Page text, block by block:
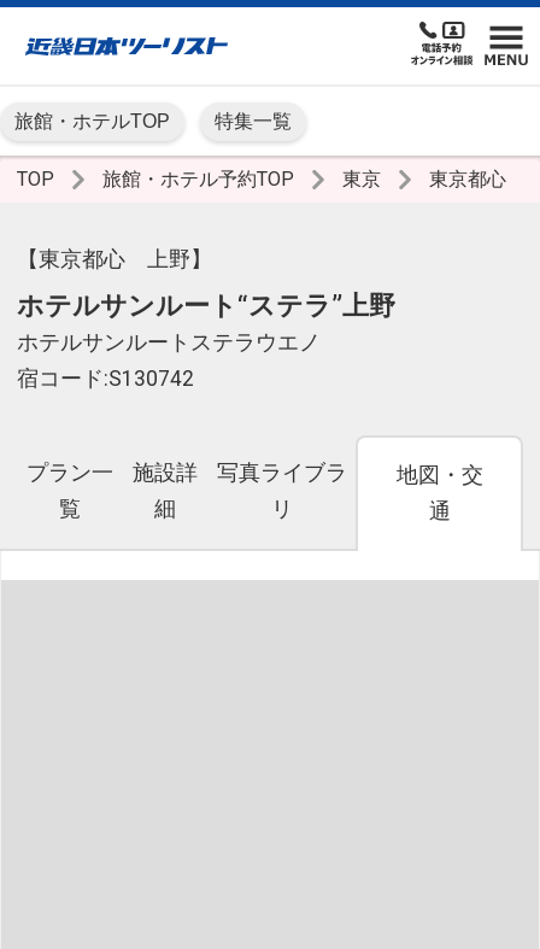
旅館・ホテルTOP 特集一覧
TOP 旅館・ホテル予約TOP 東京 東京都心
【東京都心 上野】
ホテルサンルート“ステラ”上野
ホテルサンルートステラウエノ
宿コード:S130742
プラン一
覧
施設詳
細
写真ライブラ
リ
地図・交
通